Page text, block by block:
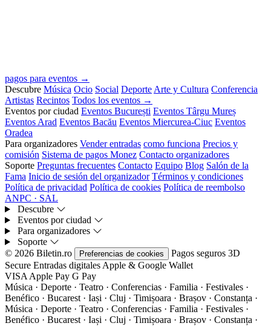
pagos para eventos →
Descubre Música Ocio Social Deporte Arte y Cultura Conferencia
Artistas Recintos Todos los eventos →
Eventos por ciudad Eventos București Eventos Târgu Mureș
Eventos Arad Eventos Bacău Eventos Miercurea-Ciuc Eventos
Oradea
Para organizadores Vender entradas como funciona Precios y
comisión Sistema de pagos Monez Contacto organizadores
Soporte Preguntas frecuentes Contacto Equipo Blog Salón de la
Fama Inicio de sesión del organizador Términos y condiciones
Política de privacidad Política de cookies Política de reembolso
ANPC · SAL
Descubre
Eventos por ciudad
Para organizadores
Soporte
© 2026 Biletin.ro
Preferencias de cookies Pagos seguros 3D
Secure Entradas digitales Apple & Google Wallet
VISA Apple Pay G Pay
Música · Deporte · Teatro · Conferencias · Familia · Festivales ·
Benéfico · Bucarest · Iași · Cluj · Timișoara · Brașov · Constanța ·
Música · Deporte · Teatro · Conferencias · Familia · Festivales ·
Benéfico · Bucarest · Iași · Cluj · Timișoara · Brașov · Constanța ·